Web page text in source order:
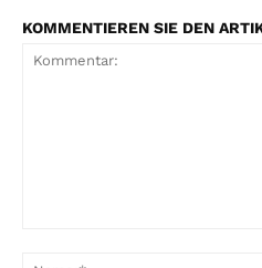
KOMMENTIEREN SIE DEN